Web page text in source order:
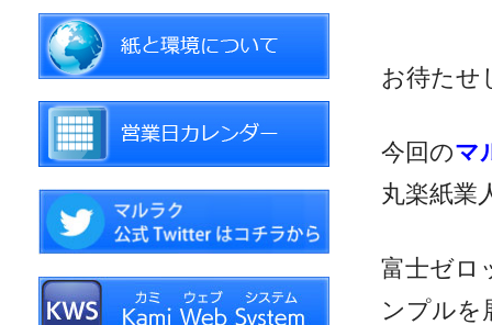
お待たせ
今回のマ
丸楽紙業
富士ゼロ
ンプルを